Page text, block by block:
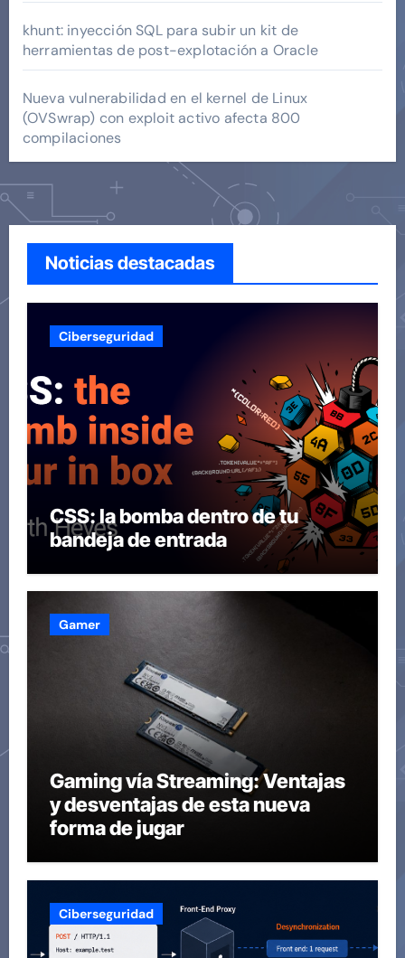
khunt: inyección SQL para subir un kit de
herramientas de post-explotación a Oracle
Nueva vulnerabilidad en el kernel de Linux
(OVSwrap) con exploit activo afecta 800
compilaciones
Noticias destacadas
Ciberseguridad
CSS: la bomba dentro de tu
bandeja de entrada
Gamer
Gaming vía Streaming: Ventajas
y desventajas de esta nueva
forma de jugar
Ciberseguridad